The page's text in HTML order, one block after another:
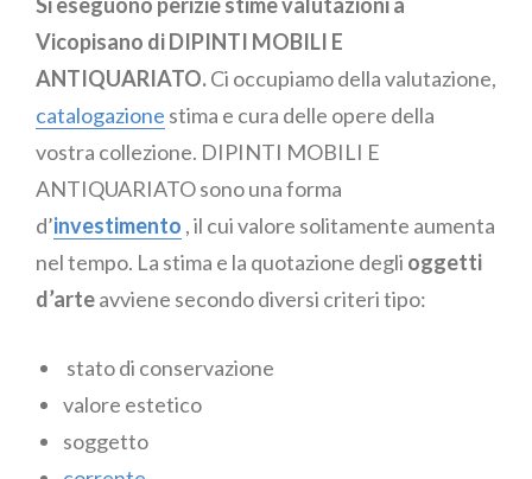
Si eseguono perizie stime valutazioni a
Vicopisano di DIPINTI MOBILI E
ANTIQUARIATO.Ci occupiamo della valutazione,
catalogazione stima e cura delle opere della
vostra collezione. DIPINTI MOBILI E
ANTIQUARIATO sono una forma
d’investimento , il cui valore solitamente aumenta
nel tempo. La stima e la quotazione degli oggetti
d’arteavviene secondo diversi criteri tipo:
stato di conservazione
valore estetico
soggetto